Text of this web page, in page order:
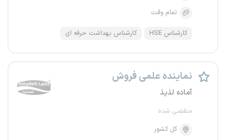
تمام وقت
کارشناس HSE کارشناس بهداشت حرفه ای
نماینده علمی فروش
آماده لذیذ
منقضی شده
کل کشور